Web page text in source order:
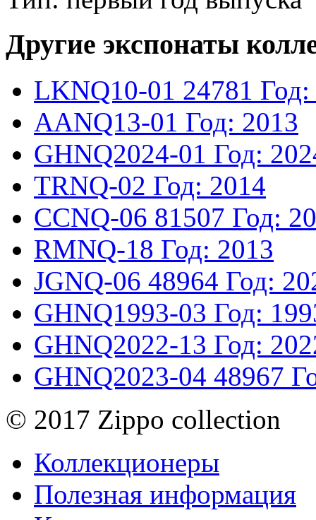
Другие экспонаты
LKNQ10-01 24781
AANQ13-01 Год: 2013
GHNQ2024-01 Год:
TRNQ-02 Год: 2014
CCNQ-06 81507 Год:
RMNQ-18 Год: 2013
JGNQ-06 48964 Год:
GHNQ1993-03 Год:
GHNQ2022-13 Год:
GHNQ2023-04 48967
© 2017 Zippo collection
Коллекционеры
Полезная информация